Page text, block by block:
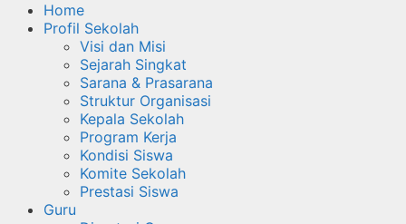
Home
Profil Sekolah
Visi dan Misi
Sejarah Singkat
Sarana & Prasarana
Struktur Organisasi
Kepala Sekolah
Program Kerja
Kondisi Siswa
Komite Sekolah
Prestasi Siswa
Guru